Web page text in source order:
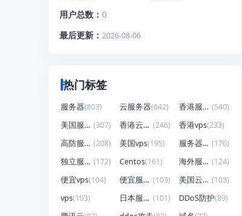
用户总数
0
最后更新
2026-08-06
热门标签
服务器(803) 云服务器(642) 香港服务器 (540)
美国服务器 (307) 香港云服务器 (246) 香港vps(233)
高防服务器 (208) 美国vps(195) 服务器租用 (176)
独立服务器 (172) Centos(161) 海外服务器 (124)
便宜vps(104) 便宜服务器 (103) 美国云服务器 (103)
vps(103) 日本服务器 (101) DDoS防护(89)